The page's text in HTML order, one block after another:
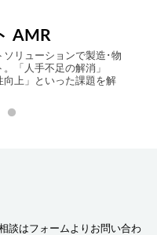
AMR
リューションで製造･物
「人手不足の解消」
向上」といった課題を解
談はフォームよりお問い合わ